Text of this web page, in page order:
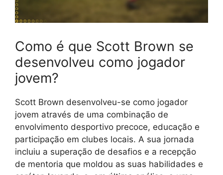
Como é que Scott Brown se
desenvolveu como jogador
jovem?
Scott Brown desenvolveu-se como jogador
jovem através de uma combinação de
envolvimento desportivo precoce, educação e
participação em clubes locais. A sua jornada
incluiu a superação de desafios e a recepção
de mentoria que moldou as suas habilidades e